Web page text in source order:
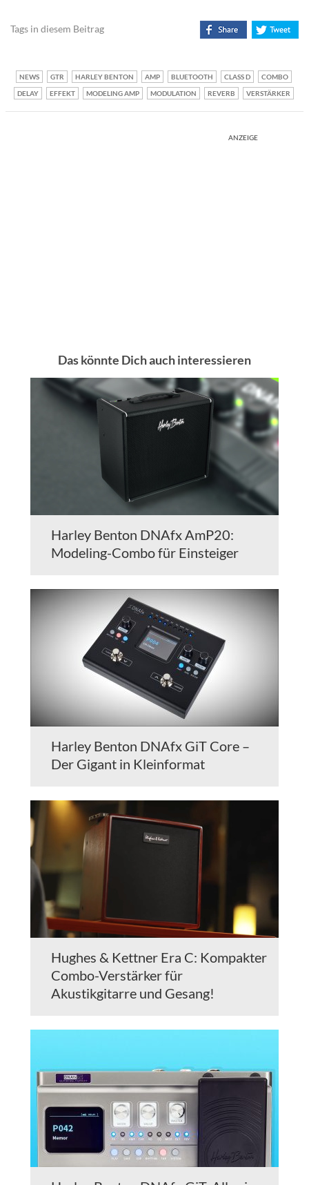
Tags in diesem Beitrag
NEWS GTR HARLEY BENTON AMP BLUETOOTH CLASS D
COMBO
DELAY
EFFEKT MODELING AMP MODULATION REVERB VERSTÄRKER
ANZEIGE
Das könnte Dich auch interessieren
Harley Benton DNAfx AmP20:
Modeling-Combo für Einsteiger
Harley Benton DNAfx GiT Core –
Der Gigant in Kleinformat
Hughes & Kettner Era C: Kompakter
Combo-Verstärker für
Akustikgitarre und Gesang!